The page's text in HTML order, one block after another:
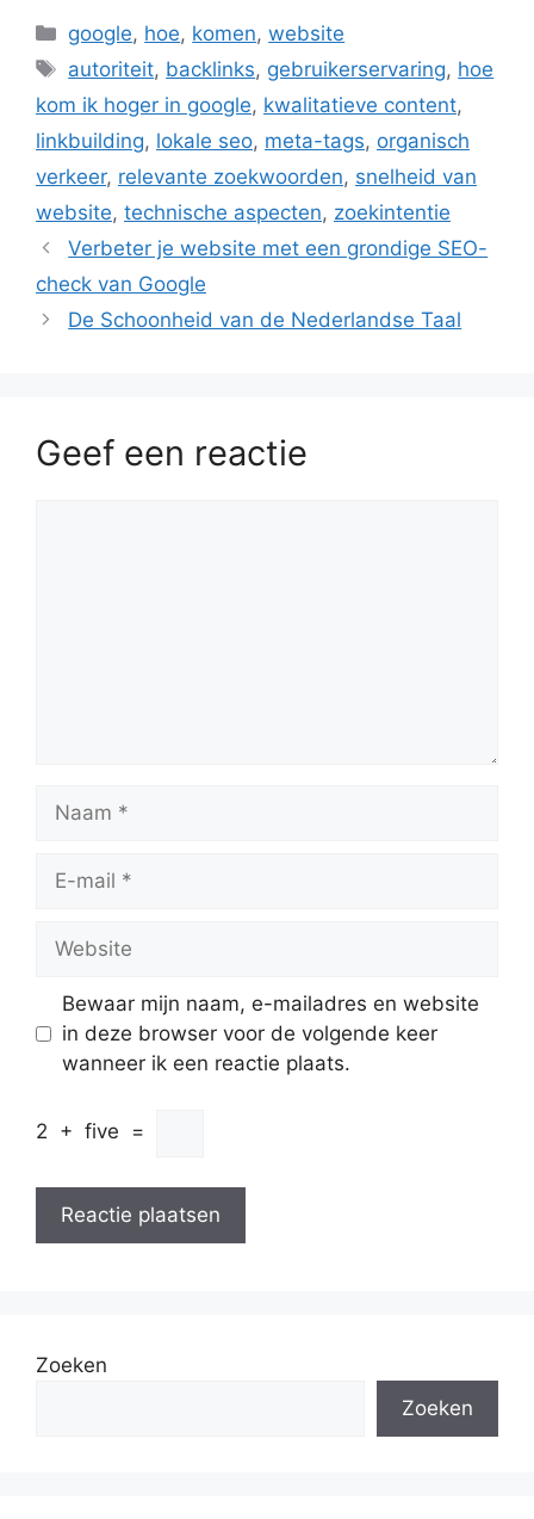
Categorieën
google, hoe, komen,website
Tags
autoriteit, backlinks, gebruikerservaring, hoe
kom ik hoger in google, kwalitatieve content,
linkbuilding, lokale seo, meta-tags, organisch
verkeer, relevante zoekwoorden, snelheid van
website, technische aspecten, zoekintentie
Verbeter je website met een grondige SEO-
check van Google
De Schoonheid van de Nederlandse Taal
Geef een reactie
Naam
Website
Bewaar mijn naam, e-mailadres en website
in deze browser voor de volgende keer
wanneer ik een reactie plaats.
2 + five =
Zoeken
Zoeken